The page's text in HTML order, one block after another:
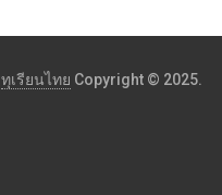
ทุเรียนไทย Copyright © 2025.